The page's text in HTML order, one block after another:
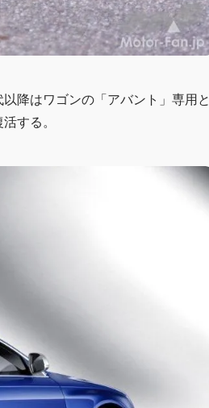
降はワゴンの「アバント」専用と
する。